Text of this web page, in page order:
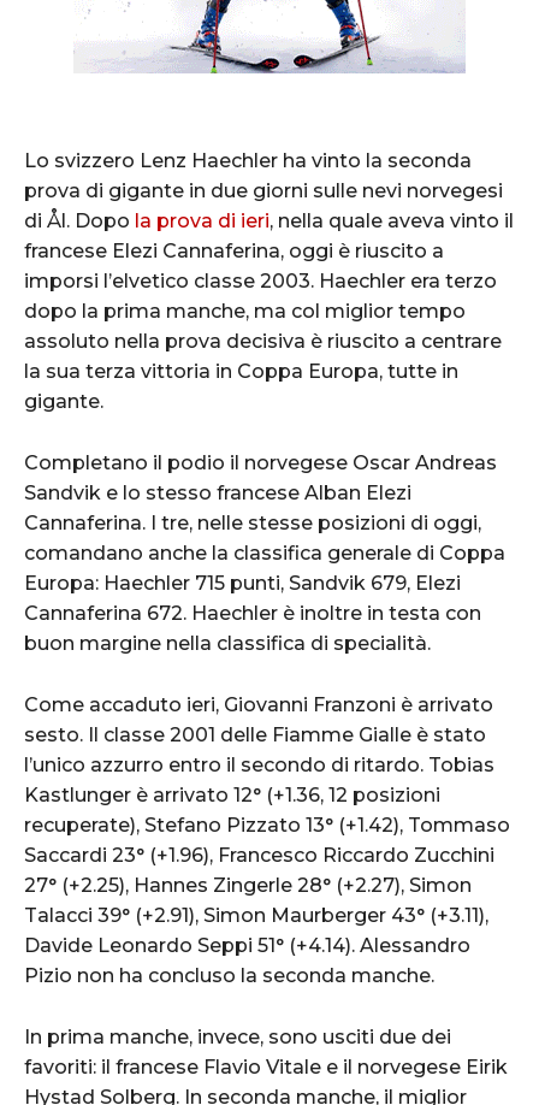
Lo svizzero Lenz Haechler ha vinto la seconda
prova di gigante in due giorni sulle nevi norvegesi
di Ål. Dopo la prova di ieri, nella quale aveva vinto il
francese Elezi Cannaferina, oggi è riuscito a
imporsi l’elvetico classe 2003. Haechler era terzo
dopo la prima manche, ma col miglior tempo
assoluto nella prova decisiva è riuscito a centrare
la sua terza vittoria in Coppa Europa, tutte in
gigante.
Completano il podio il norvegese Oscar Andreas
Sandvik e lo stesso francese Alban Elezi
Cannaferina. I tre, nelle stesse posizioni di oggi,
comandano anche la classifica generale di Coppa
Europa: Haechler 715 punti, Sandvik 679, Elezi
Cannaferina 672. Haechler è inoltre in testa con
buon margine nella classifica di specialità.
Come accaduto ieri, Giovanni Franzoni è arrivato
sesto. Il classe 2001 delle Fiamme Gialle è stato
l’unico azzurro entro il secondo di ritardo. Tobias
Kastlunger è arrivato 12° (+1.36, 12 posizioni
recuperate), Stefano Pizzato 13° (+1.42), Tommaso
Saccardi 23° (+1.96), Francesco Riccardo Zucchini
27° (+2.25), Hannes Zingerle 28° (+2.27), Simon
Talacci 39° (+2.91), Simon Maurberger 43° (+3.11),
Davide Leonardo Seppi 51° (+4.14). Alessandro
Pizio non ha concluso la seconda manche.
In prima manche, invece, sono usciti due dei
favoriti: il francese Flavio Vitale e il norvegese Eirik
Hystad Solberg. In seconda manche, il miglior